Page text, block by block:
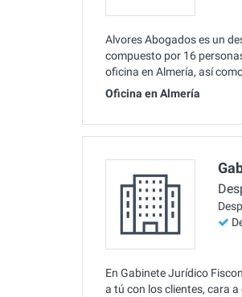
Alvores Abogados es un
compuesto por 16
oficina en Almería, así
Oficina en Almería
En Gabinete Jurídico
a tú con los clientes, cara